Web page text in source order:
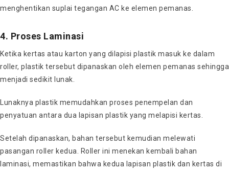
menghentikan suplai tegangan AC ke elemen pemanas.
4. Proses Laminasi
Ketika kertas atau karton yang dilapisi plastik masuk ke dalam
roller, plastik tersebut dipanaskan oleh elemen pemanas sehingga
menjadi sedikit lunak.
Lunaknya plastik memudahkan proses penempelan dan
penyatuan antara dua lapisan plastik yang melapisi kertas.
Setelah dipanaskan, bahan tersebut kemudian melewati
pasangan roller kedua. Roller ini menekan kembali bahan
laminasi, memastikan bahwa kedua lapisan plastik dan kertas di